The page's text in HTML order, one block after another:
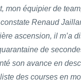
mon équipier de
Renaud
ascension, il m’a
de
son avance en
des courses en